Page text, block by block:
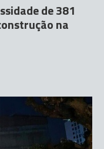
de 381
na